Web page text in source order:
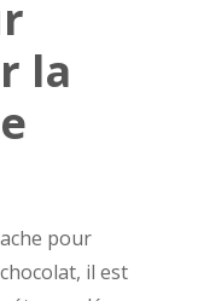
la
pour
il est